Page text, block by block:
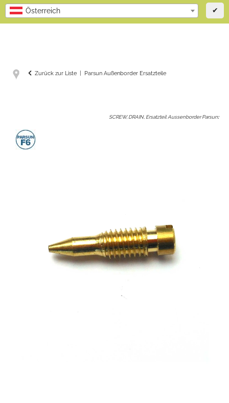
Österreich ✔
Zurück zur Liste Parsun Außenborder Ersatzteile
SCREW, DRAIN, Ersatzteil Aussenborder Parsun: